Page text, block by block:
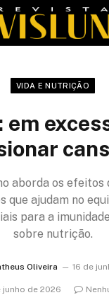
VIDA E NUTRIÇÃO
em
aborda os efeitos
que ajudam no
para a
sobre nutrição.
Oliveira 16 de
junho de 2026